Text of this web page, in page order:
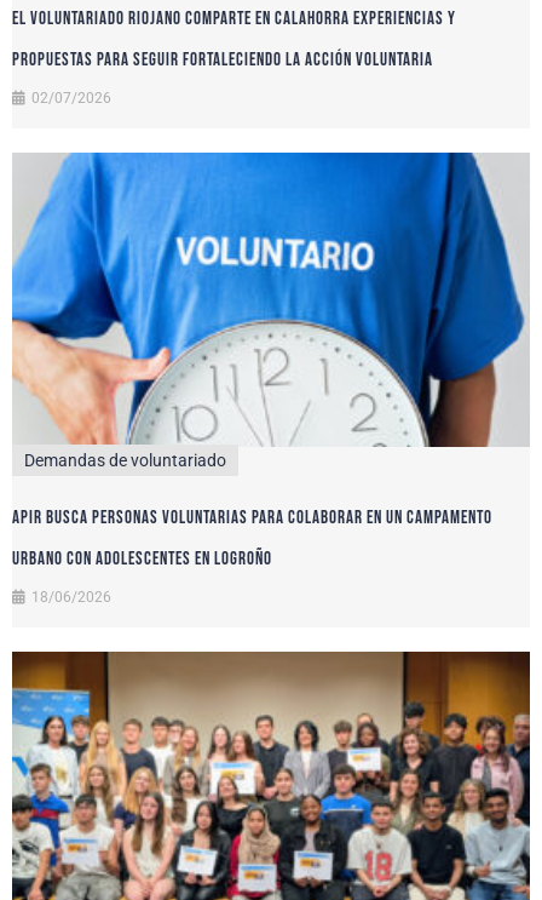
El voluntariado riojano comparte en Calahorra experiencias y
propuestas para seguir fortaleciendo la acción voluntaria
02/07/2026
Demandas de voluntariado
APIR busca personas voluntarias para colaborar en un campamento
urbano con adolescentes en Logroño
18/06/2026